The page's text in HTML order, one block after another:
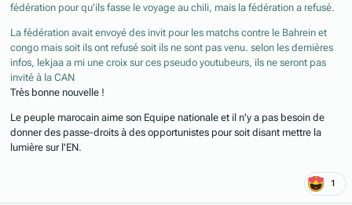
fédération pour qu'ils fasse le voyage au chili, mais la fédération a refusé.
La fédération avait envoyé des invit pour les matchs contre le Bahrein et
congo mais soit ils ont refusé soit ils ne sont pas venu. selon les dernières
infos, lekjaa a mi une croix sur ces pseudo youtubeurs, ils ne seront pas
invité à la CAN
Très bonne nouvelle !
Le peuple marocain aime son Equipe nationale et il n'y a pas besoin de
donner des passe-droits à des opportunistes pour soit disant mettre la
lumière sur l'EN.
1